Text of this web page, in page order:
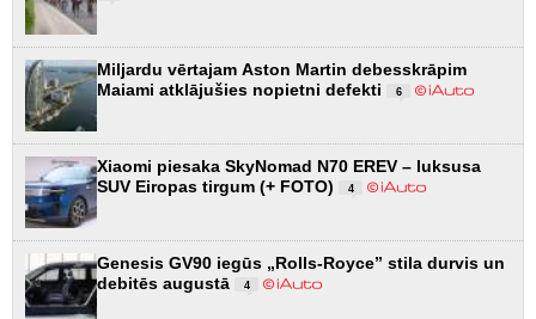
Miljardu vērtajam Aston Martin debesskrāpim
Maiami atklājušies nopietni defekti
6
Xiaomi piesaka SkyNomad N70 EREV – luksusa
SUV Eiropas tirgum (+ FOTO)
4
Genesis GV90 iegūs „Rolls-Royce” stila durvis un
debitēs augustā
4